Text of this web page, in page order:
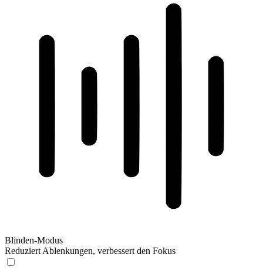
Blinden-Modus
Reduziert Ablenkungen, verbessert den Fokus